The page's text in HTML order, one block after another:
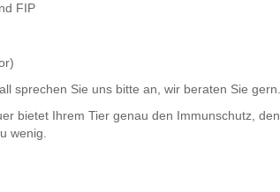
FIP
sprechen Sie uns bitte an, wir beraten Sie gern.
bietet Ihrem Tier genau den Immunschutz, den
wenig.